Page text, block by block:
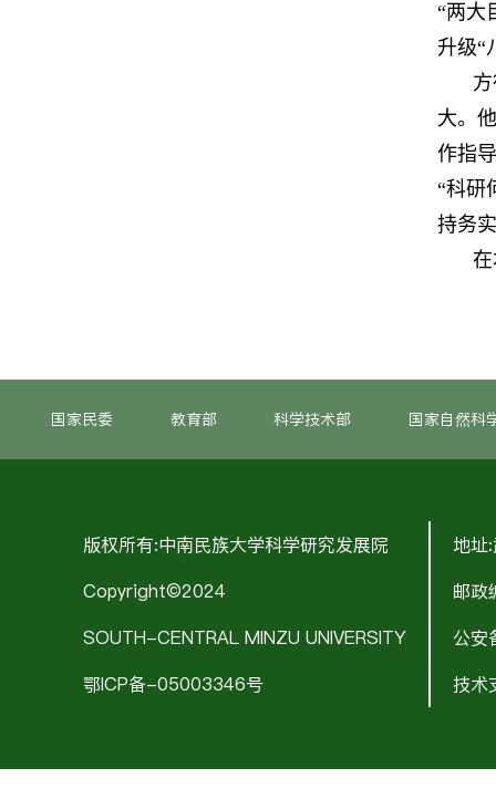
“两大
升级“
大。
作指
“科研
持务
国家民委 教育部 科学技术部 国家自然科
版权所有:中南民族大学科学研究发展院
Copyright©2024
SOUTH-CENTRAL MINZU UNIVERSITY
鄂ICP备-05003346号
地址
邮政
公
技术